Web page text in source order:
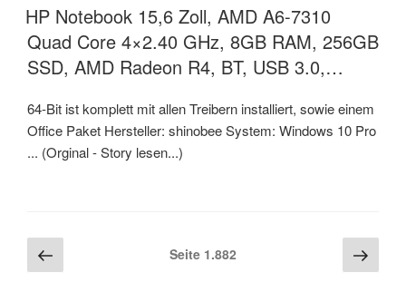
AM
HP Notebook 15,6 Zoll, AMD A6-7310
Quad Core 4×2.40 GHz, 8GB RAM, 256GB
SSD, AMD Radeon R4, BT, USB 3.0,…
64-Bit ist komplett mit allen Treibern installiert, sowie einem
Office Paket Hersteller: shinobee System: Windows 10 Pro
... (Orginal - Story lesen...)
Beitragsnavigation
Seite
Seite 1.882
Seite